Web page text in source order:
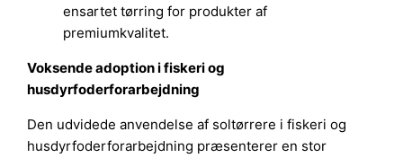
ensartet tørring for produkter af
premiumkvalitet.
Voksende adoption i fiskeri og
husdyrfoderforarbejdning
Den udvidede anvendelse af soltørrere i fiskeri og
husdyrfoderforarbejdning præsenterer en stor